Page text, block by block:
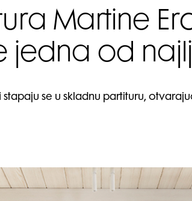
Martine
jedna od
stapaju se u skladnu partituru,